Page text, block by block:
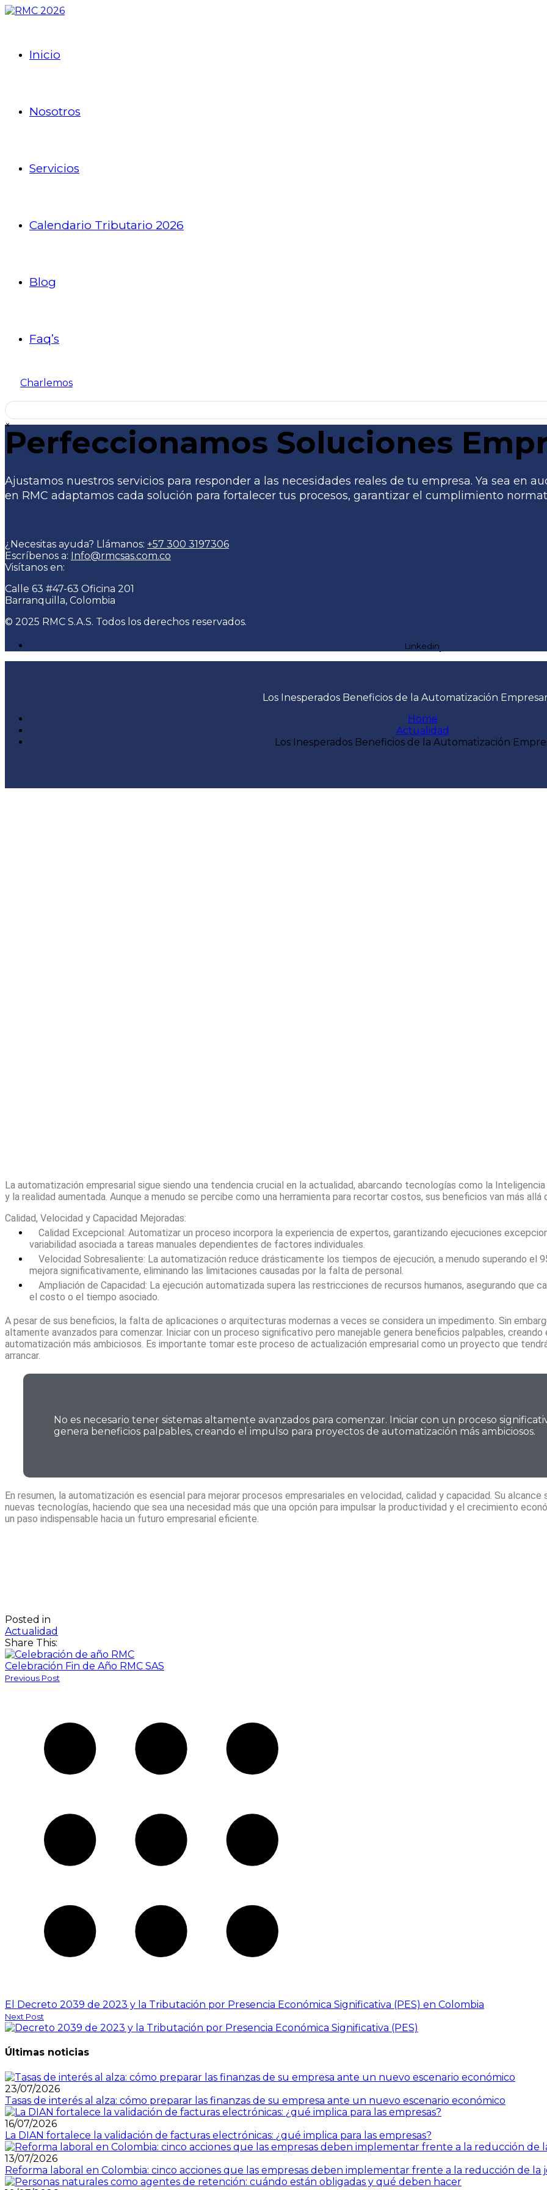
Inicio
Nosotros
Servicios
Calendario Tributario 2026
Blog
Faq’s
Charlemos
×Perfeccionamos Soluciones
Ajustamos nuestros servicios para responder a las necesidades reales de tu empresa. Ya sea en
en RMC adaptamos cada solución para fortalecer tus procesos, garantizar el cumplimiento
¿Necesitas ayuda? Llámanos: +57 300 3197306
Escríbenos a: Info@rmcsas.com.co
Visítanos en:
Calle 63 #47-63 Oficina 201
Barranquilla, Colombia
© 2025 RMC S.A.S. Todos los derechos reservados.
Linkedin
Los Inesperados Beneficios de la Automatización
Home
Actualidad
Los Inesperados Beneficios de la Automatización
La automatización empresarial sigue siendo una tendencia crucial en la actualidad, abarcando tecnologías como la
y la realidad aumentada. Aunque a menudo se percibe como una herramienta para recortar costos, sus beneficios van más allá
Calidad, Velocidad y Capacidad Mejoradas:
Calidad Excepcional: Automatizar un proceso incorpora la experiencia de expertos, garantizando ejecuciones
variabilidad asociada a tareas manuales dependientes de factores individuales.
Velocidad Sobresaliente: La automatización reduce drásticamente los tiempos de ejecución, a menudo superando el
mejora significativamente, eliminando las limitaciones causadas por la falta de personal.
Ampliación de Capacidad: La ejecución automatizada supera las restricciones de recursos humanos, asegurando que
el costo o el tiempo asociado.
A pesar de sus beneficios, la falta de aplicaciones o arquitecturas modernas a veces se considera un impedimento. Sin
altamente avanzados para comenzar. Iniciar con un proceso significativo pero manejable genera beneficios palpables,
automatización más ambiciosos. Es importante tomar este proceso de actualización empresarial como un proyecto que
arrancar.
No es necesario tener sistemas altamente avanzados para comenzar. Iniciar con un proceso
genera beneficios palpables, creando el impulso para proyectos de automatización más ambiciosos.
En resumen, la automatización es esencial para mejorar procesos empresariales en velocidad, calidad y capacidad. Su
nuevas tecnologías, haciendo que sea una necesidad más que una opción para impulsar la productividad y el crecimiento
un paso indispensable hacia un futuro empresarial eficiente.
Posted in
Actualidad
Share This:
Celebración Fin de Año RMC SAS
Previous Post
El Decreto 2039 de 2023 y la Tributación por Presencia Económica Significativa (PES) en Colombia
Next Post
Últimas noticias
23/07/2026
Tasas de interés al alza: cómo preparar las finanzas de su empresa ante un nuevo escenario económico
16/07/2026
La DIAN fortalece la validación de facturas electrónicas: ¿qué implica para las empresas?
13/07/2026
Reforma laboral en Colombia: cinco acciones que las empresas deben implementar frente a la reducción de la